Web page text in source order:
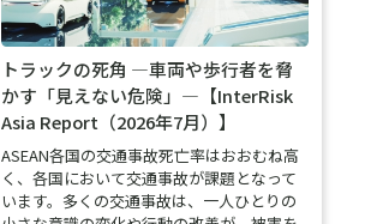
トラックの死角 ―車両や歩行者を脅
かす「見えない危険」―【InterRisk
Asia Report（2026年7月）】
ASEAN各国の交通事故死亡率はおおむね高
く、各国において交通事故が課題となって
います。多くの交通事故は、一人ひとりの